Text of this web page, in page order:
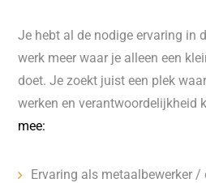
Je hebt al de nodige ervaring in
werk meer waar je alleen een
doet. Je zoekt juist een plek
werken en verantwoordelijkheid
mee:
Ervaring als metaalbewerker